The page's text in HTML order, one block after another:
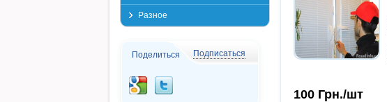
Разное
Поделиться Подписаться
100 Грн./шт